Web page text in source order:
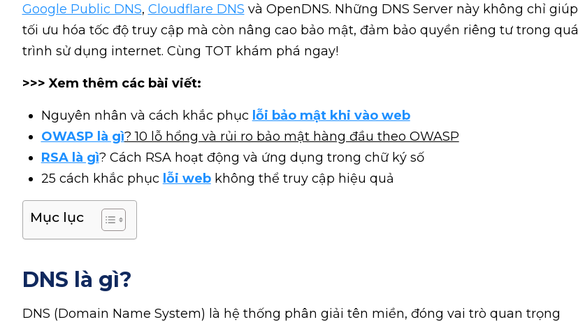
Google Public DNS, Cloudflare DNS và OpenDNS. Những DNS Server này không chỉ giúp
tối ưu hóa tốc độ truy cập mà còn nâng cao bảo mật, đảm bảo quyền riêng tư trong quá
trình sử dụng internet. Cùng TOT khám phá ngay!
>>> Xem thêm các bài viết:
Nguyên nhân và cách khắc phục lỗi bảo mật khi vào web
OWASP là gì? 10 lỗ hổng và rủi ro bảo mật hàng đầu theo OWASP
RSA là gì? Cách RSA hoạt động và ứng dụng trong chữ ký số
25 cách khắc phục lỗi webkhông thể truy cập hiệu quả
Mục lục
DNS là gì?
DNS (Domain Name System) là hệ thống phân giải tên miền, đóng vai trò quan trọng